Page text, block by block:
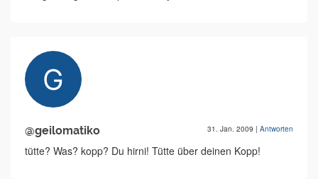
@geilomatiko 31. Jan. 2009 | Antworten
tütte? Was? kopp? Du hirni! Tütte über deinen Kopp!